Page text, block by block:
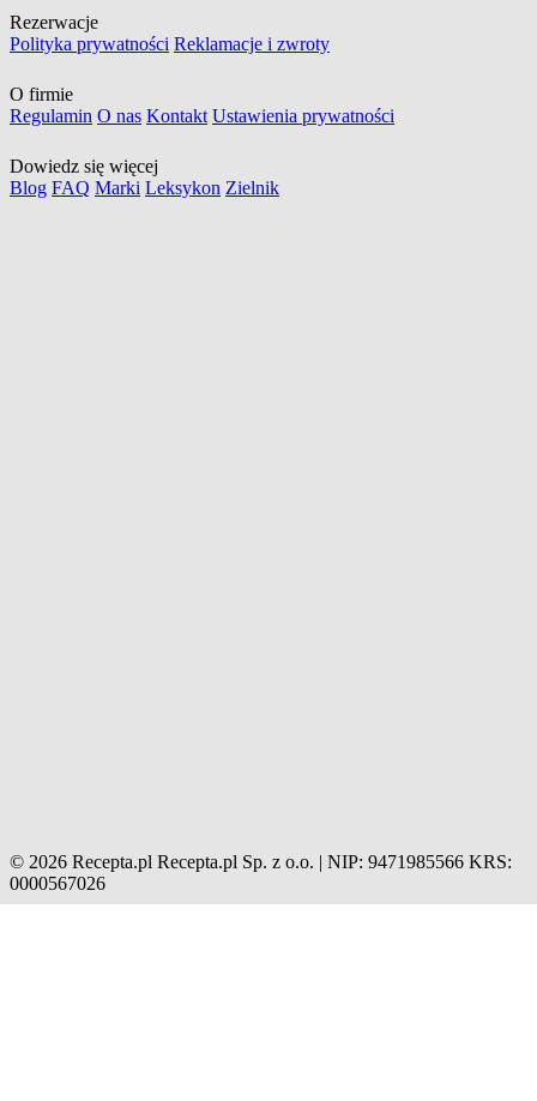
Rezerwacje
Polityka prywatności Reklamacje i zwroty
O firmie
Regulamin O nas Kontakt Ustawienia prywatności
Dowiedz się więcej
Blog FAQ Marki Leksykon Zielnik
© 2026 Recepta.pl Recepta.pl Sp. z o.o. | NIP: 9471985566 KRS:
0000567026